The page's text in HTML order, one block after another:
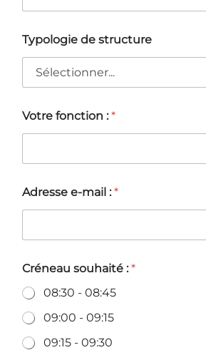
Typologie de structure
Votre fonction : *
Adresse e-mail : *
Créneau souhaité : *
08:30 - 08:45
09:00 - 09:15
09:15 - 09:30